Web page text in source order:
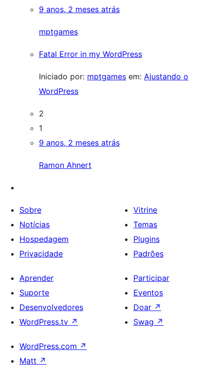
9 anos, 2 meses atrás
mptgames
Fatal Error in my WordPress
Iniciado por: mptgames em: Ajustando o
WordPress
2
1
9 anos, 2 meses atrás
Ramon Ahnert
Sobre
Notícias
Hospedagem
Privacidade
Vitrine
Temas
Plugins
Padrões
Aprender
Suporte
Desenvolvedores
WordPress.tv ↗
Participar
Eventos
Doar ↗
Swag ↗
WordPress.com ↗
Matt ↗